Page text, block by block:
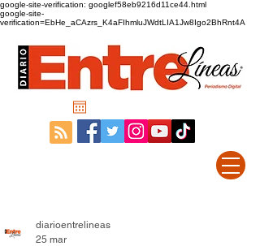
google-site-verification: googlef58eb9216d11ce44.html
google-site-
verification=EbHe_aCAzrs_K4aFIhmluJWdtLIA1Jw8Igo2BhRnt4A
diarioentrelineas
25 mar